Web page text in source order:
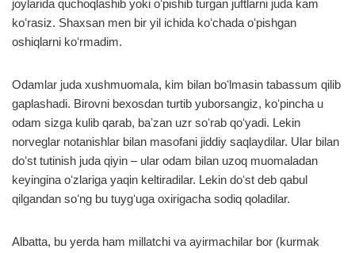
joylarida quchoqlashib yoki oʻpishib turgan juftlarni juda kam
koʻrasiz. Shaxsan men bir yil ichida koʻchada oʻpishgan
oshiqlarni koʻrmadim.
Odamlar juda xushmuomala, kim bilan boʻlmasin tabassum qilib
gaplashadi. Birovni bexosdan turtib yuborsangiz, koʻpincha u
odam sizga kulib qarab, baʼzan uzr soʻrab qoʻyadi. Lekin
norveglar notanishlar bilan masofani jiddiy saqlaydilar. Ular bilan
doʻst tutinish juda qiyin – ular odam bilan uzoq muomaladan
keyingina oʻzlariga yaqin keltiradilar. Lekin doʻst deb qabul
qilgandan soʻng bu tuygʻuga oxirigacha sodiq qoladilar.
Albatta, bu yerda ham millatchi va ayirmachilar bor (kurmak